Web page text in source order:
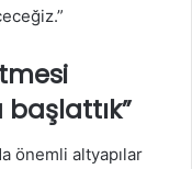
önemli altyapılar